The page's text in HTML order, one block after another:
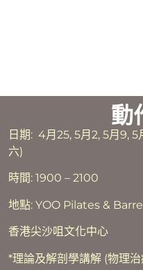
動
日期: 4月25, 5月2, 5月9,
六)
時間: 1900 – 2100
地點: YOO Pilates &
香港尖沙咀文化中心
*理論及解剖學講解 (物理